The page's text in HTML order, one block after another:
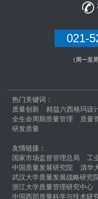

021-
（周一至
热门关键词：
质量创新
精益六西格玛设
全生命周期质量管理
质量
研发质量
友情链接：
国家市场监督管理总局
工
中国质量发展研究院
清华
武汉大学质量发展战略研究
浙江大学质量管理研究中心
中国西部质量科学与技术研